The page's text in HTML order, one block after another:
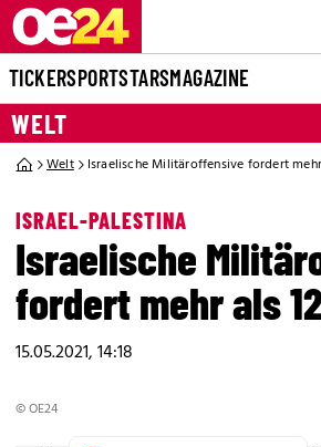
TICKERSPORTSTARSMAGAZINE
WELT
Welt Israelische Militäroffensive fordert
ISRAEL-PALESTINA
Israelische
fordert mehr als
15.05.2021, 14:18
© OE24